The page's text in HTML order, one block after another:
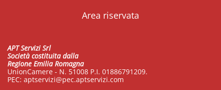
APT Servizi Srl
Società costituita dalla
Regione Emilia Romagna
UnionCamere - N. 51008 P.I. 01886791209.
PEC: aptservizi@pec.aptservizi.com
Area riservata